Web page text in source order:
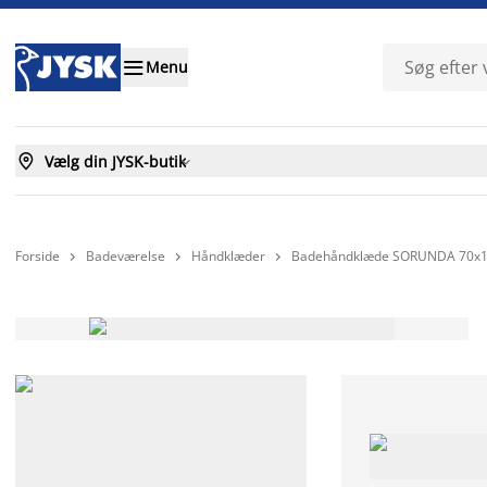
Menu
 Vælg din JYSK-butik
Forside  Badeværelse  Håndklæder  Badehåndklæde SORUNDA